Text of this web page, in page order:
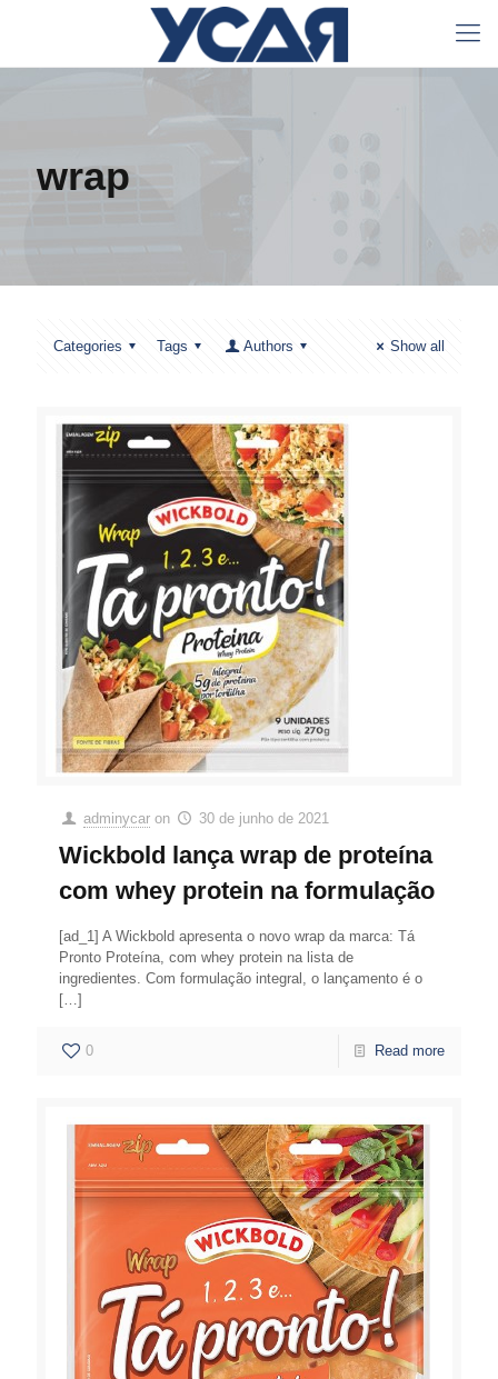
wrap
Categories Tags Authors Show all
adminycar on 30 de junho de 2021
Wickbold lança wrap de proteína
com whey protein na formulação
[ad_1] A Wickbold apresenta o novo wrap da marca: Tá
Pronto Proteína, com whey protein na lista de
ingredientes. Com formulação integral, o lançamento é o
[…]
0 Read more